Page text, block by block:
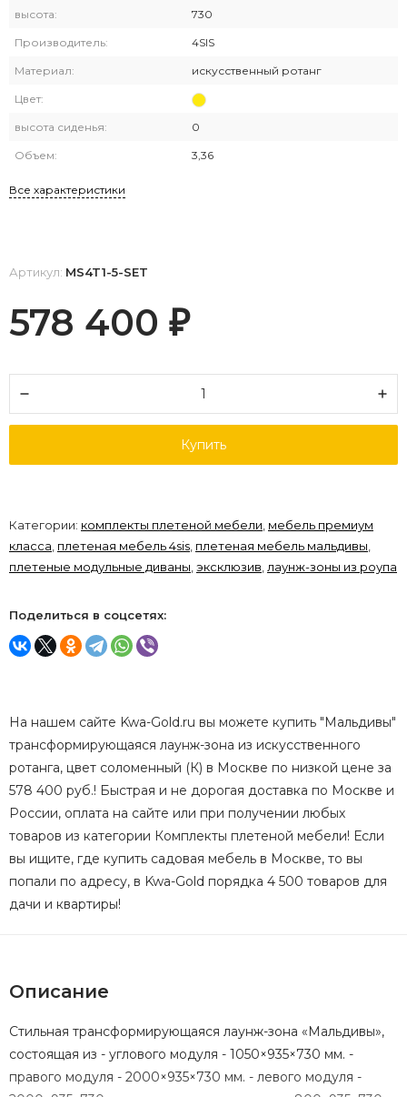
высота: 730
Производитель: 4SIS
Материал: искусственный ротанг
Цвет:
высота сиденья: 0
Объем: 3,36
Все характеристики
Артикул: MS4T1-5-SET
578 400 ₽
Купить
Категории: комплекты плетеной мебели, мебель премиум
класса, плетеная мебель 4sis, плетеная мебель мальдивы,
плетеные модульные диваны,эксклюзив,лаунж-зоны из роупа
Поделиться в соцсетях:
На нашем сайте Kwa-Gold.ru вы можете купить "Мальдивы"
трансформирующаяся лаунж-зона из искусственного
ротанга, цвет соломенный (К) в Москве по низкой цене за
578 400 руб.! Быстрая и не дорогая доставка по Москве и
России, оплата на сайте или при получении любых
товаров из категории Комплекты плетеной мебели! Если
вы ищите, где купить садовая мебель в Москве, то вы
попали по адресу, в Kwa-Gold порядка 4 500 товаров для
дачи и квартиры!
Описание
Стильная трансформирующаяся лаунж-зона «Мальдивы»,
состоящая из - углового модуля - 1050×935×730 мм. -
правого модуля - 2000×935×730 мм. - левого модуля -